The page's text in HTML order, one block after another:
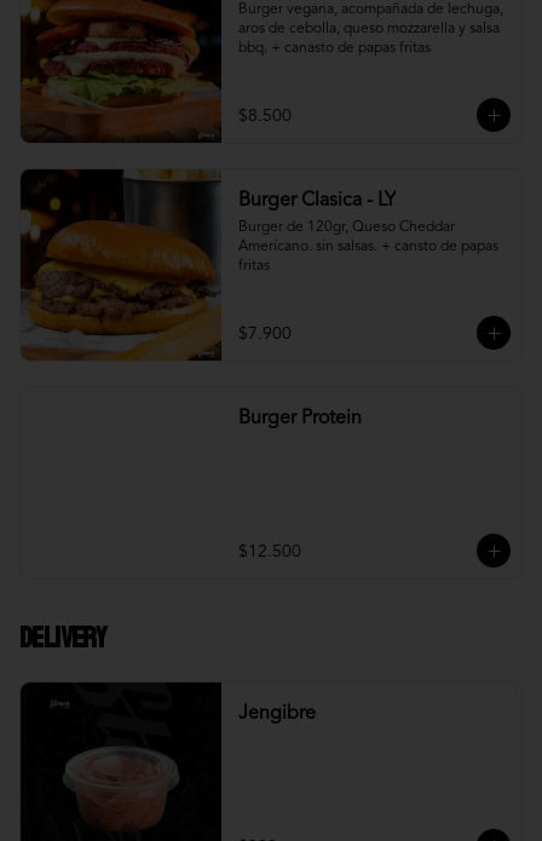
Burger vegana, acompañada de lechuga,
aros de cebolla, queso mozzarella y salsa
bbq. + canasto de papas fritas
$8.500
Burger Clasica - LY
Burger de 120gr, Queso Cheddar
Americano. sin salsas. + cansto de papas
fritas
$7.900
Burger Protein
$12.500
DELIVERY
Jengibre